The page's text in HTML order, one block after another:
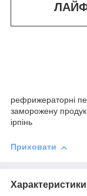
рефрижераторні
заморожену
ірпінь
Приховати
Характеристики